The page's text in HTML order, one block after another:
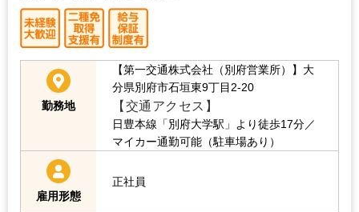
勤務地
【第一交通株式会社（別府営業所）】大
分県別府市石垣東9丁目2-20
【交通アクセス】
日豊本線「別府大学駅」より徒歩17分／
マイカー通勤可能（駐車場あり）
雇用形態
正社員